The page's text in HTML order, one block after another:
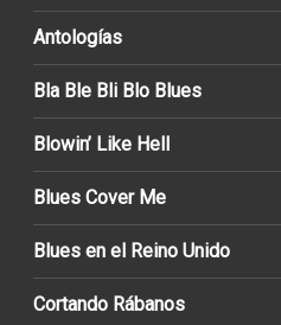
Antologías
Bla Ble Bli Blo Blues
Blowin’ Like Hell
Blues Cover Me
Blues en el Reino Unido
Cortando Rábanos